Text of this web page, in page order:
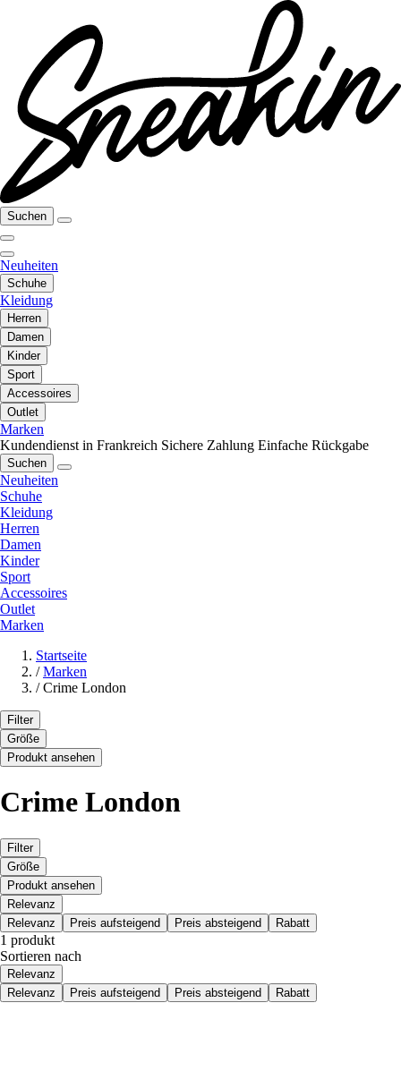
Suchen
Neuheiten
Schuhe
Kleidung
Herren
Damen
Kinder
Sport
Accessoires
Outlet
Marken
Kundendienst in Frankreich Sichere Zahlung Einfache Rückgabe
Suchen
Neuheiten
Schuhe
Kleidung
Herren
Damen
Kinder
Sport
Accessoires
Outlet
Marken
Startseite
/ Marken
/ Crime London
Filter
Größe
Produkt ansehen
Crime London
Filter
Größe
Produkt ansehen
Relevanz
Relevanz
Preis aufsteigend Preis absteigend Rabatt
1 produkt
Sortieren nach
Relevanz
Relevanz
Preis aufsteigend Preis absteigend Rabatt